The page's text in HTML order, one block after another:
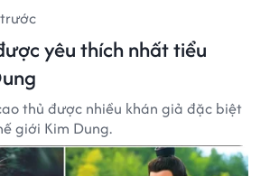
yêu thích nhất tiểu
thủ được nhiều khán giả đặc biệt
giới Kim Dung.